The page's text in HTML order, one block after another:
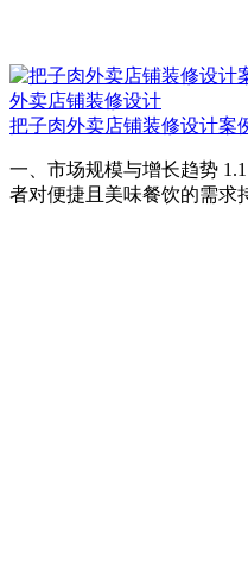
外卖店铺装修设计
把子肉外卖店铺装修设计案
一、市场规模与增长趋势
者对便捷且美味餐饮的需